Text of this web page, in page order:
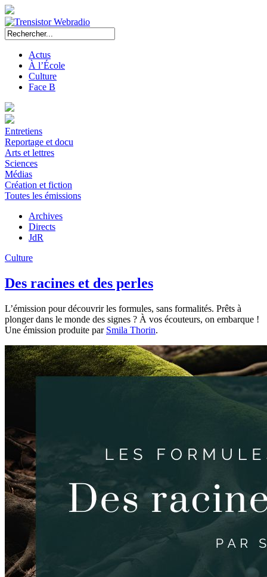
Actus
À l’École
Culture
Face B
Entretiens
Reportage et docu
Arts et lettres
Sciences
Médias
Création et fiction
Toutes les émissions
Archives
Directs
JdR
Culture
Des racines et des perles
L’émission pour découvrir les formules, sans formalités. Prêts à
plonger dans le monde des signes ? À vos écouteurs, on embarque !
Une émission produite par Smila Thorin.